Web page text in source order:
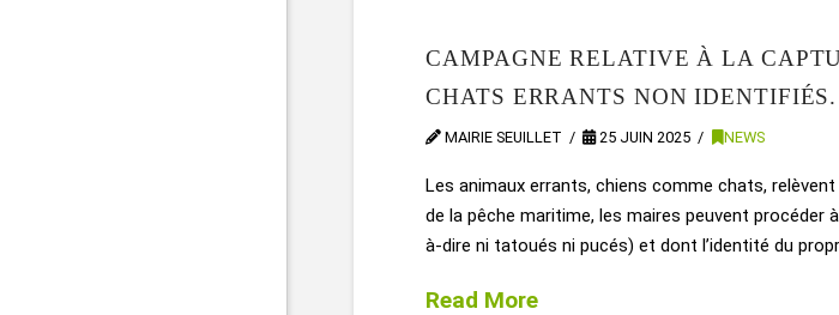
CAMPAGNE RELATIVE À LA
CHATS ERRANTS NON IDENTIFIÉS.
MAIRIE SEUILLET 25 JUIN 2025 NEWS
Les animaux errants, chiens comme chats,
de la pêche maritime, les maires peuvent
à-dire ni tatoués ni pucés) et dont l’identité du
Read More